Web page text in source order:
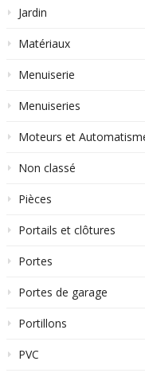
Jardin
Matériaux
Menuiserie
Menuiseries
Moteurs et
Non classé
Pièces
Portails et clôtures
Portes
Portes de garage
Portillons
PVC